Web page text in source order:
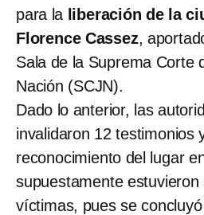
para la liberación de la
Florence Cassez,
Sala de la Suprema Corte
Nación (SCJN).
Dado lo anterior, las
invalidaron 12 testimonios
reconocimiento del lugar
supuestamente
víctimas, pues se